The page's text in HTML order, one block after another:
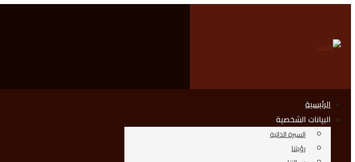
الرئيسية
البيانات الشخصية
السيرة الذاتية
رؤيتنا